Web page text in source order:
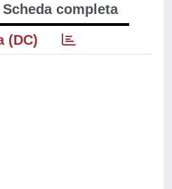
Scheda completa
(DC)